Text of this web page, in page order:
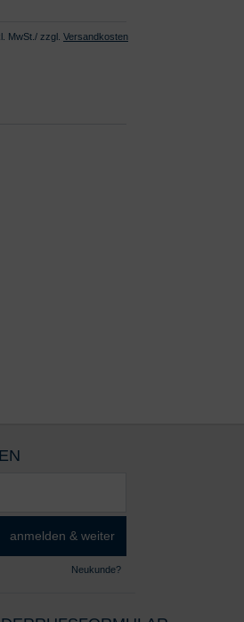
MwSt./ zzgl. Versandkosten
anmelden & weiter
Neukunde?